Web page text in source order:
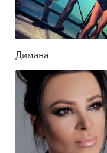
Димана